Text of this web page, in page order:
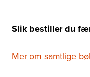
Slik bestiller du
Mer om samtlige